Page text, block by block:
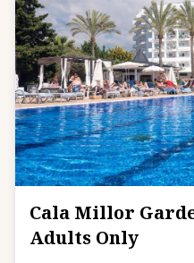
Cala Millor
Adults Only